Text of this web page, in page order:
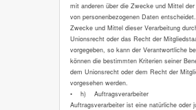
mit anderen über die Zwecke und Mittel der
von personenbezogenen Daten
Zwecke und Mittel dieser Verarbeitung
Unionsrecht oder das Recht der
vorgegeben, so kann der Verantwortliche
können die bestimmten Kriterien seiner
dem Unionsrecht oder dem Recht der
vorgesehen werden.
• h) Auftragsverarbeiter
Auftragsverarbeiter ist eine natürliche oder